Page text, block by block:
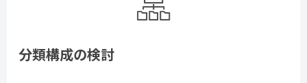
分類構成の検討